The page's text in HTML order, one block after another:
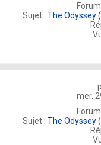
Forum
Sujet :The Odyssey
mer.
Forum
Sujet :The Odyssey